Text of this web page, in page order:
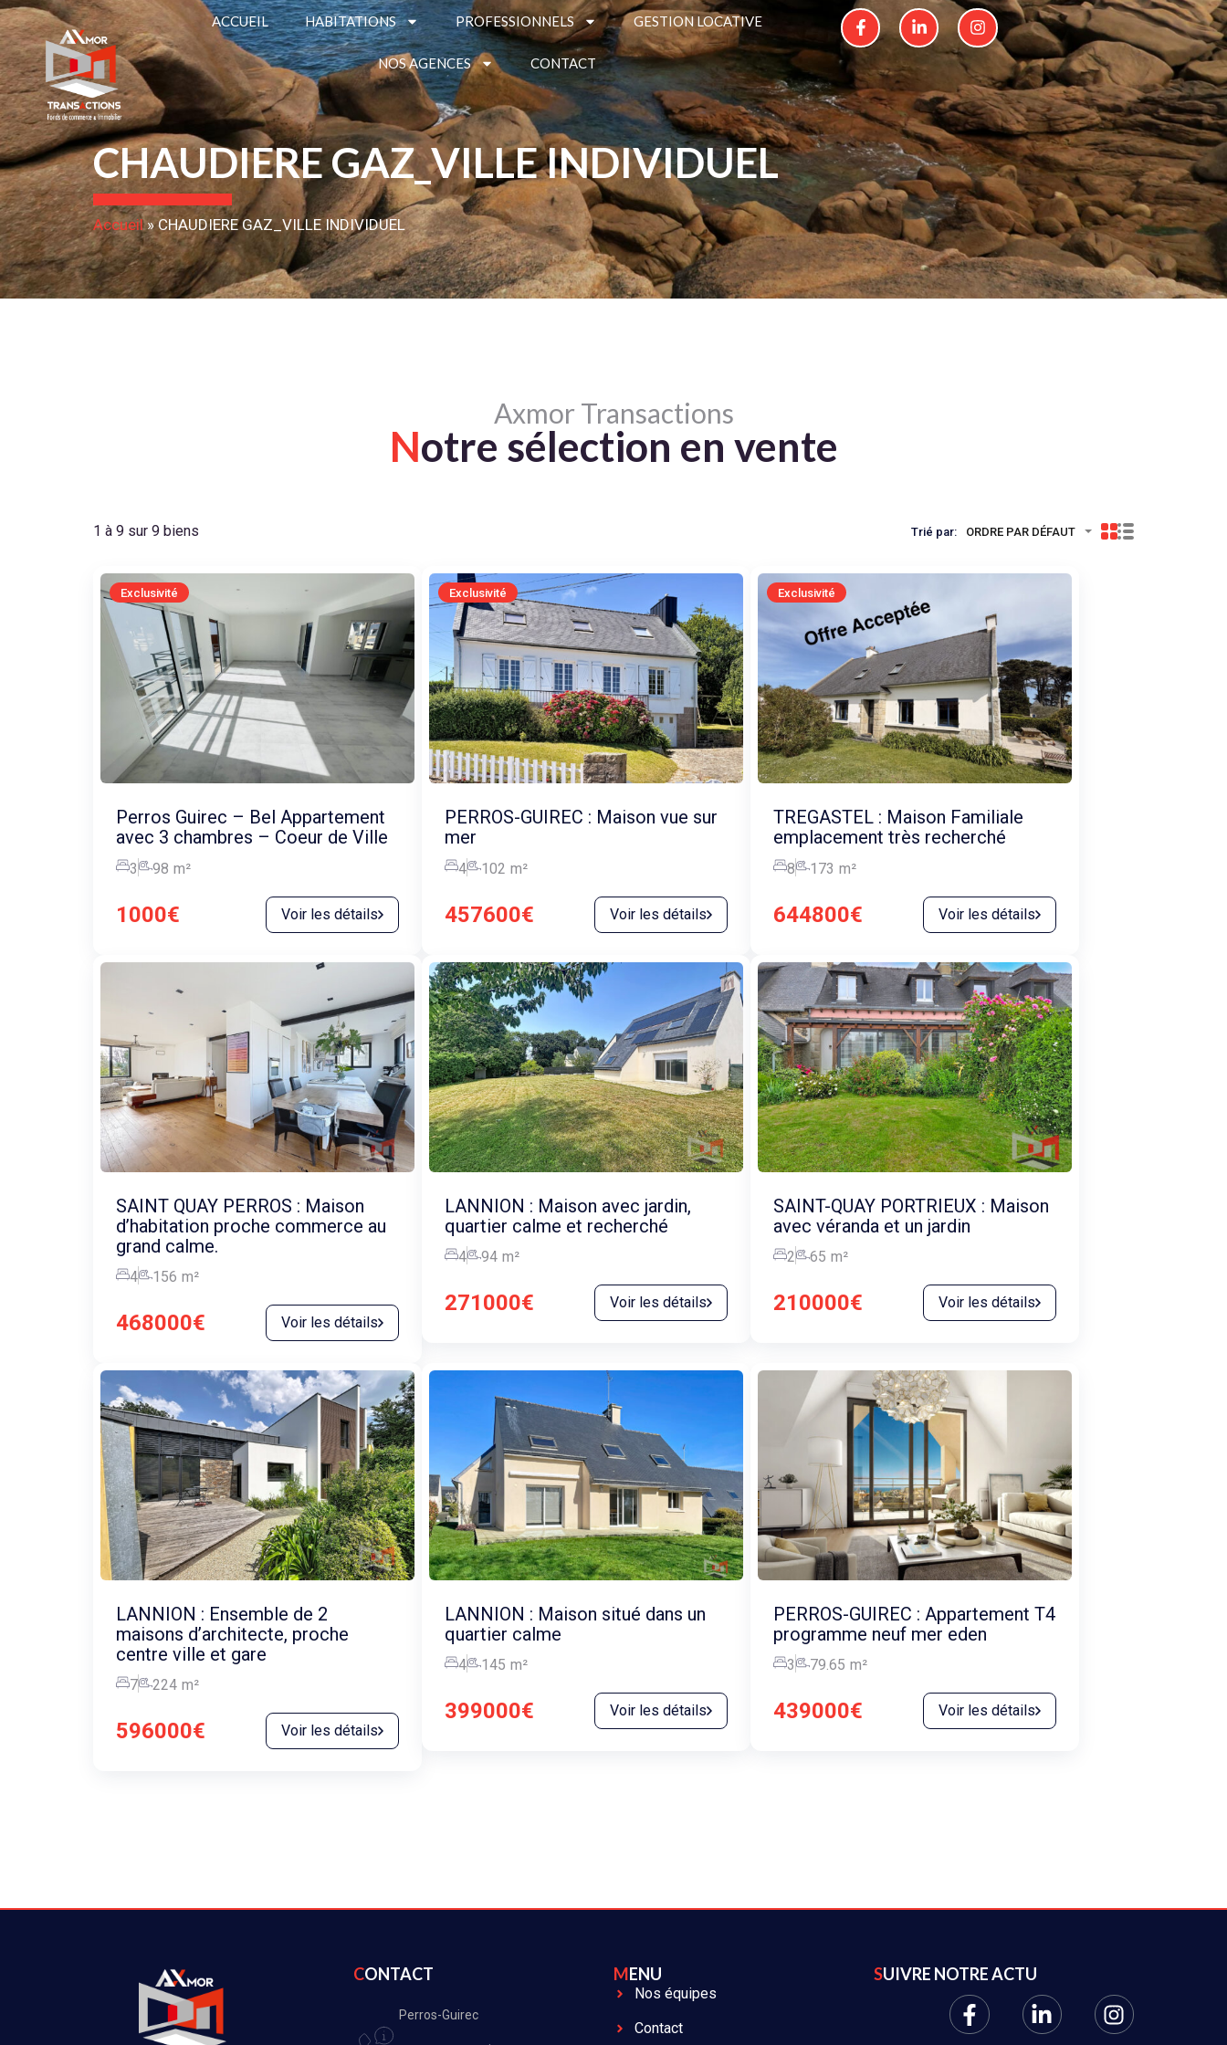
ACCUEIL HABITATIONS PROFESSIONNELS GESTION LOCATIVE
NOS AGENCES CONTACT
CHAUDIERE GAZ_VILLE INDIVIDUEL
Accueil»CHAUDIERE GAZ_VILLE INDIVIDUEL
Axmor Transactions
Notre sélection en vente
1 à 9 sur 9 biens Trié par: ORDRE PAR DÉFAUT
Exclusivité
Perros Guirec – Bel Appartement
avec 3 chambres – Coeur de Ville
3 98 m²
1000€ Voir les détails
Exclusivité
PERROS-GUIREC : Maison vue sur
mer
4 102 m²
457600€ Voir les détails
Exclusivité
TREGASTEL : Maison Familiale
emplacement très recherché
8 173 m²
644800€ Voir les détails
SAINT QUAY PERROS : Maison
d’habitation proche commerce au
grand calme.
4 156 m²
468000€ Voir les détails
LANNION : Maison avec jardin,
quartier calme et recherché
4 94 m²
271000€ Voir les détails
SAINT-QUAY PORTRIEUX : Maison
avec véranda et un jardin
2 65 m²
210000€ Voir les détails
LANNION : Ensemble de 2
maisons d’architecte, proche
centre ville et gare
7 224 m²
596000€ Voir les détails
LANNION : Maison situé dans un
quartier calme
4 145 m²
399000€ Voir les détails
PERROS-GUIREC : Appartement T4
programme neuf mer eden
3 79.65 m²
439000€ Voir les détails
CONTACT
Perros-Guirec
MENU
Nos équipes
Contact
SUIVRE NOTRE ACTU